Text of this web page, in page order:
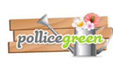
contenuto